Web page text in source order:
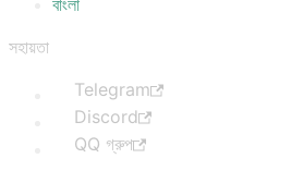
বাংলা
সহায়তা
Telegram
Discord
QQ গ্রুপ